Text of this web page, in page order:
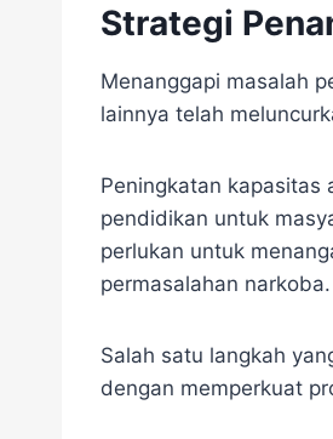
Strategi
Menanggapi masalah
lainnya telah
Peningkatan kapasitas
pendidikan untuk
perlukan untuk
permasalahan narkoba.
Salah satu langkah
dengan memperkuat